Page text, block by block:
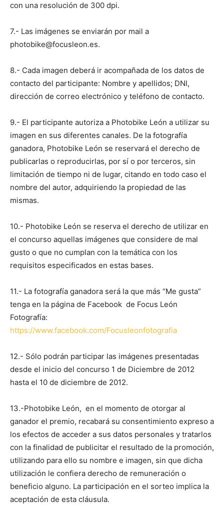
con una resolución de 300 dpi.
7.- Las imágenes se enviarán por mail a
photobike@focusleon.es.
8.- Cada imagen deberá ir acompañada de los datos de
contacto del participante: Nombre y apellidos; DNI,
dirección de correo electrónico y teléfono de contacto.
9.- El participante autoriza a Photobike León a utilizar su
imagen en sus diferentes canales. De la fotografía
ganadora, Photobike León se reservará el derecho de
publicarlas o reproducirlas, por sí o por terceros, sin
limitación de tiempo ni de lugar, citando en todo caso el
nombre del autor, adquiriendo la propiedad de las
mismas.
10.- Photobike León se reserva el derecho de utilizar en
el concurso aquellas imágenes que considere de mal
gusto o que no cumplan con la temática con los
requisitos especificados en estas bases.
11.- La fotografía ganadora será la que más “Me gusta”
tenga en la página de Facebook de Focus León
Fotografía:
https://www.facebook.com/Focusleonfotografia
12.- Sólo podrán participar las imágenes presentadas
desde el inicio del concurso 1 de Diciembre de 2012
hasta el 10 de diciembre de 2012.
13.-Photobike León, en el momento de otorgar al
ganador el premio, recabará su consentimiento expreso a
los efectos de acceder a sus datos personales y tratarlos
con la finalidad de publicitar el resultado de la promoción,
utilizando para ello su nombre e imagen, sin que dicha
utilización le confiera derecho de remuneración o
beneficio alguno. La participación en el sorteo implica la
aceptación de esta cláusula.